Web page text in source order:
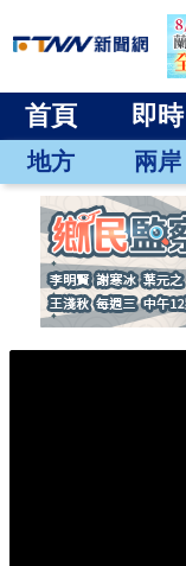
首頁 即時
地方 兩岸